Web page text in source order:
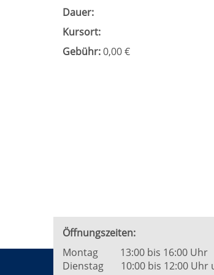
Dauer:
Kursort:
Gebühr:0,00 €
Öffnungszeiten:
Montag 13:00 bis 16:00 Uhr
Dienstag 10:00 bis 12:00 Uhr